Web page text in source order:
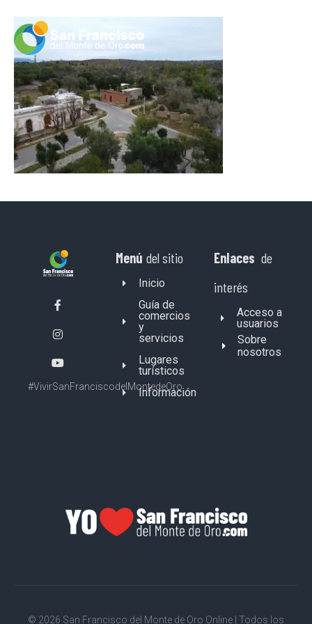
#VivirSanFranciscodelMontedeOro
Menú del sitio
Inicio
Guía de
comercios
y
servicios
Lugares
turísticos
Información
Enlaces de
interés
Acceso a
usuarios
Sobre
nosotros
© 2026 San Francisco del Monte de Oro Online | Todos los